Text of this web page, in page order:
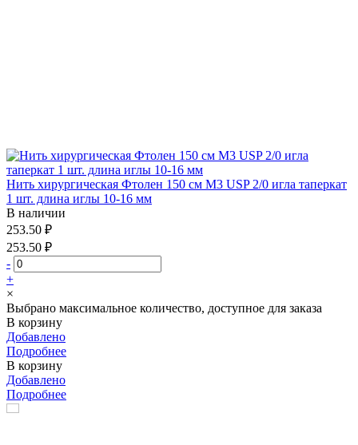
Нить хирургическая Фтолен 150 см М3 USP 2/0 игла таперкат
1 шт. длина иглы 10-16 мм
В наличии
253.50 ₽
253.50 ₽
-
+
×
Выбрано максимальное количество, доступное для заказа
В корзину
Добавлено
Подробнее
В корзину
Добавлено
Подробнее